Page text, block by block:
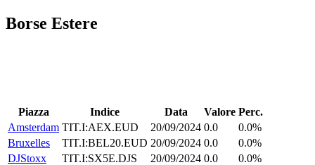
Borse Estere
Piazza Indice Data Valore Perc.
Amsterdam TIT.I:AEX.EUD 20/09/2024 0.0
0.0%
Bruxelles
TIT.I:BEL20.EUD 20/09/2024 0.0
0.0%
DJStoxx
TIT.I:SX5E.DJS 20/09/2024 0.0
0.0%